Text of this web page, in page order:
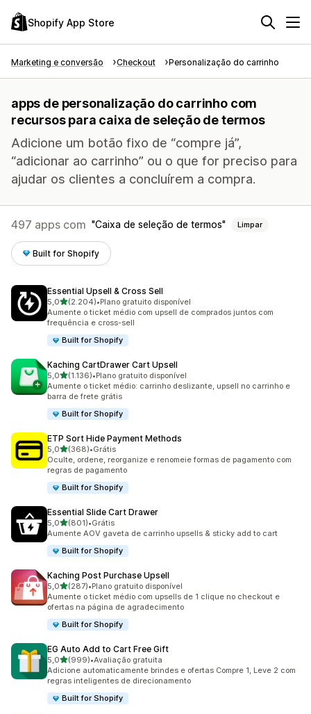
Shopify App Store
Marketing e conversão Checkout Personalização do carrinho
apps de personalização do carrinho com
recursos para caixa de seleção de termos
Adicione um botão fixo de “compre já”,
“adicionar ao carrinho” ou o que for preciso para
ajudar os clientes a concluírem a compra.
497 apps com Caixa de seleção de termos Limpar
Built for Shopify
Essential Upsell & Cross Sell
5,0de 5 estrelas
(2.204)
2204 avaliações ao todo
•Plano gratuito disponível
Aumente o ticket médio com upsell de comprados juntos com
frequência e cross-sell
Built for Shopify
Kaching CartDrawer Cart Upsell
5,0de 5 estrelas
(1.136)
1136 avaliações ao todo
•Plano gratuito disponível
Aumente o ticket médio: carrinho deslizante, upsell no carrinho e
barra de frete grátis
Built for Shopify
ETP Sort Hide Payment Methods
5,0de 5 estrelas
(368)
368 avaliações ao todo
•Grátis
Oculte, ordene, reorganize e renomeie formas de pagamento com
regras de pagamento
Built for Shopify
Essential Slide Cart Drawer
5,0de 5 estrelas
(801)
801 avaliações ao todo
•Grátis
Aumente AOV gaveta de carrinho upsells & sticky add to cart
Built for Shopify
Kaching Post Purchase Upsell
5,0de 5 estrelas
(287)
287 avaliações ao todo
•Plano gratuito disponível
Aumente o ticket médio com upsells de 1 clique no checkout e
ofertas na página de agradecimento
Built for Shopify
EG Auto Add to Cart Free Gift
5,0de 5 estrelas
(999)
999 avaliações ao todo
•Avaliação gratuita
Adicione automaticamente brindes e ofertas Compre 1, Leve 2 com
regras inteligentes de direcionamento
Built for Shopify